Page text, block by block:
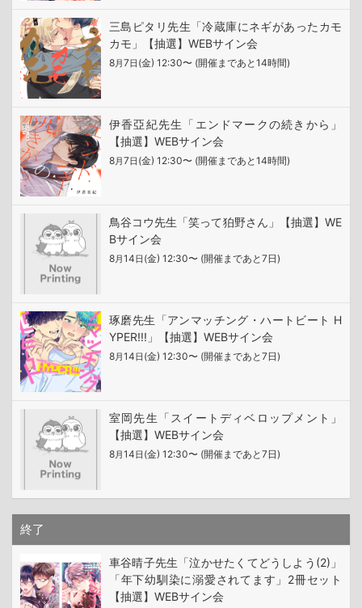
三島ピタリ先生「冷蔵庫にネギがあったカモ
カモ」【抽選】WEBサイン会
8月7日 (金) 12:30〜 (開催まであと14時間)
伊香亞紀先生「エンドマークの続きから」
【抽選】WEBサイン会
8月7日 (金) 12:30〜 (開催まであと14時間)
鳥谷コウ先生「笑って狛野さん」【抽選】WE
Bサイン会
8月14日 (金) 12:30〜 (開催まであと7日)
琢磨先生「アンマッチング・ハートビート H
YPER!!!」【抽選】WEBサイン会
8月14日 (金) 12:30〜 (開催まであと7日)
室岡先生「スイートディベロップメント」
【抽選】WEBサイン会
8月14日 (金) 12:30〜 (開催まであと7日)
終了
車谷晴子先生「泣かせたくてどうしよう(2)」
「年下幼馴染に溺愛されてます」2冊セット
【抽選】WEBサイン会